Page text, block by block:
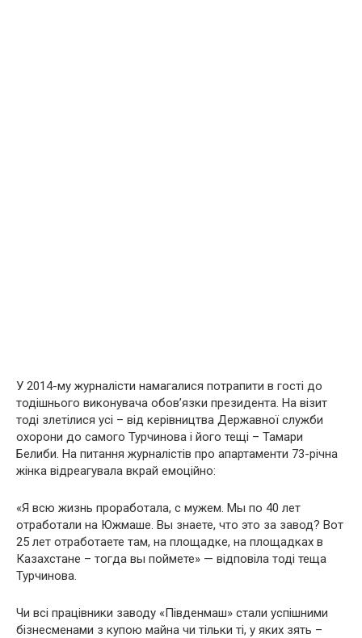
У 2014-му журналісти намагалися потрапити в гості до
тодішнього виконувача обов’язки президента. На візит
тоді злетілися усі – від керівництва Державної служби
охорони до самого Турчинова і його тещі – Тамари
Белиби. На питання журналістів про апартаменти 73-річна
жінка відреагувала вкрай емоційно:
«Я всю жизнь проработала, с мужем. Мы по 40 лет
отработали на Южмаше. Вы знаете, что это за завод? Вот
25 лет отработаете там, на площадке, на площадках в
Казахстане – тогда вы поймете» — відповіла тоді теща
Турчинова.
Чи всі працівники заводу «Південмаш» стали успішними
бізнесменами з купою майна чи тільки ті, у яких зять –